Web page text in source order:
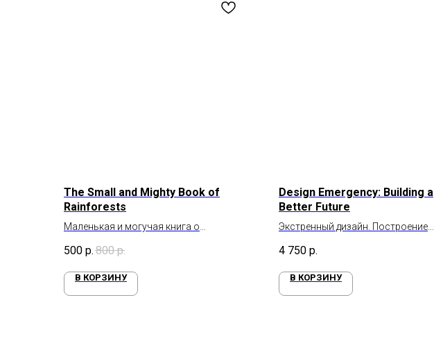
The Small and Mighty Book of
Rainforests
Маленькая и могучая книга о
500 р. 800 р.
В КОРЗИНУ
Design Emergency: Building a
Better Future
Экстренный дизайн. Построение
4 750 р.
В КОРЗИНУ